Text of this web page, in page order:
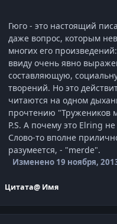
Гюго - это настоящий
даже вопрос, которым
многих его
ввиду очень явно
составляющую,
творений. Но это
читаются на одном
прочтению "Тружеников
P.S. А почему это Elring
Слово-то вполне
разумеется, - "merde".
Изменено 19 ноября,
Цитата@ Имя